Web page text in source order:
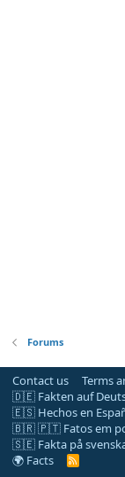
Forums
Contact us Terms
🇩🇪 Fakten auf
🇪🇸 Hechos en
🇧🇷 🇵🇹 Fatos em
🇸🇪 Fakta på
🌍 Facts
R